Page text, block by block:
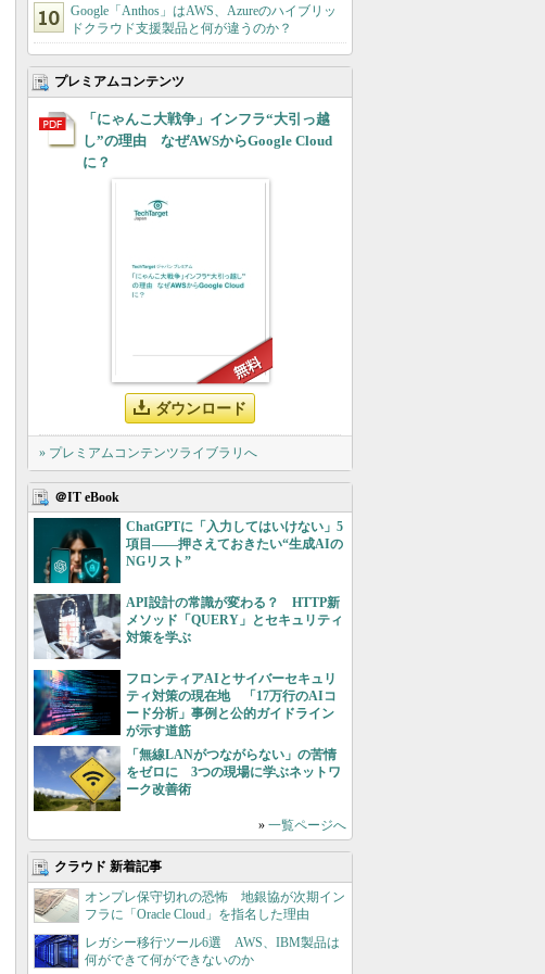
Google「Anthos」はAWS、Azureのハイブリッ
ドクラウド支援製品と何が違うのか？
プレミアムコンテンツ
「にゃんこ大戦争」インフラ“大引っ越
し”の理由 なぜAWSからGoogle Cloud
に？
ダウンロード
» プレミアムコンテンツライブラリへ
＠IT eBook
ChatGPTに「入力してはいけない」5
項目――押さえておきたい“生成AIの
NGリスト”
API設計の常識が変わる？ HTTP新
メソッド「QUERY」とセキュリティ
対策を学ぶ
フロンティアAIとサイバーセキュリ
ティ対策の現在地 「17万行のAIコ
ード分析」事例と公的ガイドライン
が示す道筋
「無線LANがつながらない」の苦情
をゼロに 3つの現場に学ぶネットワ
ーク改善術
» 一覧ページへ
クラウド 新着記事
オンプレ保守切れの恐怖 地銀協が次期イン
フラに「Oracle Cloud」を指名した理由
レガシー移行ツール6選 AWS、IBM製品は
何ができて何ができないのか